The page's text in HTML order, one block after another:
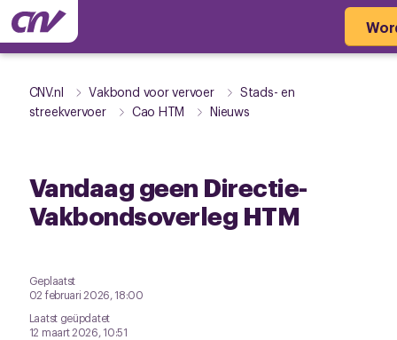
CNV.nl Vakbond voor vervoer
Stads- en
streekvervoer
Cao HTM Nieuws
Vandaag geen Directie-
Vakbondsoverleg HTM
Geplaatst
02 februari 2026, 18:00
Laatst geüpdatet
12 maart 2026, 10:51